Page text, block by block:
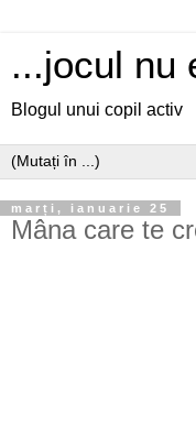
...jocul nu
Blogul unui copil activ
marți, ianuarie 25
Mâna care te